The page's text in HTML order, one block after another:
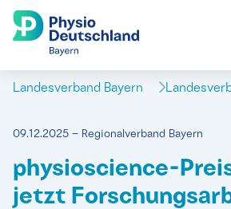
Landesverband Bayern
09.12.2025 – Regionalverband Bayern
physioscience-
jetzt